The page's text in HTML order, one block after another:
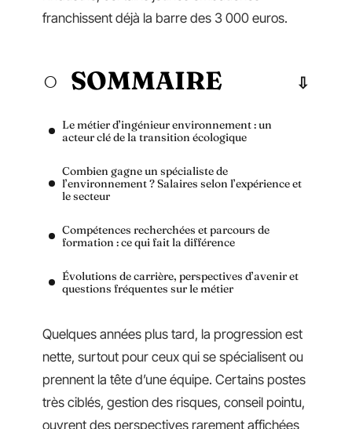
franchissent déjà la barre des 3 000 euros.
SOMMAIRE
Le métier d’ingénieur environnement : un
acteur clé de la transition écologique
Combien gagne un spécialiste de
l’environnement ? Salaires selon l’expérience et
le secteur
Compétences recherchées et parcours de
formation : ce qui fait la différence
Évolutions de carrière, perspectives d’avenir et
questions fréquentes sur le métier
Quelques années plus tard, la progression est
nette, surtout pour ceux qui se spécialisent ou
prennent la tête d’une équipe. Certains postes
très ciblés, gestion des risques, conseil pointu,
ouvrent des perspectives rarement affichées